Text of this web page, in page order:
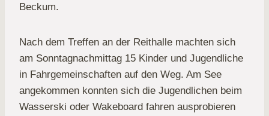
Beckum.
Nach dem Treffen an der Reithalle machten sich
am Sonntagnachmittag 15 Kinder und Jugendliche
in Fahrgemeinschaften auf den Weg. Am See
angekommen konnten sich die Jugendlichen beim
Wasserski oder Wakeboard fahren ausprobieren